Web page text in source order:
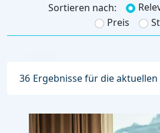
Sortieren nach:
Preis
36 Ergebnisse für die